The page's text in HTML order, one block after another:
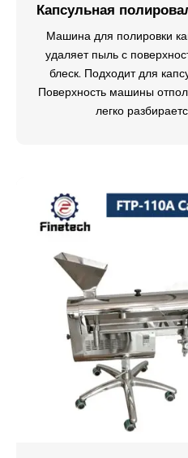
Капсульная
Машина для полировки
удаляет пыль с
блеск. Подходит для
Поверхность машины
легко